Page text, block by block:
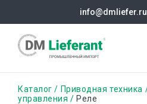
info@dmliefer.ru
Строка
Каталог Приводная техника
управления
Реле